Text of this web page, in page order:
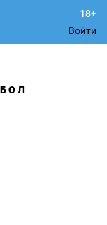
Войти